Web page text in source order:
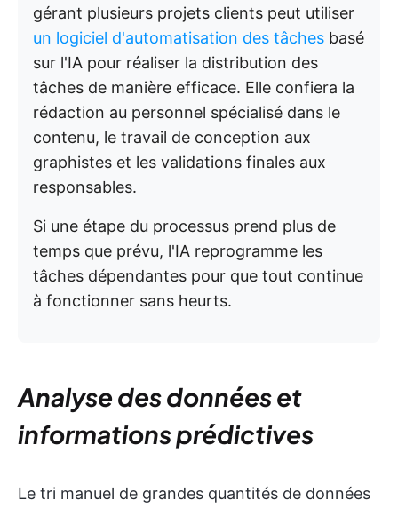
gérant plusieurs projets clients peut utiliser
un logiciel d'automatisation des tâches basé
sur l'IA pour réaliser la distribution des
tâches de manière efficace. Elle confiera la
rédaction au personnel spécialisé dans le
contenu, le travail de conception aux
graphistes et les validations finales aux
responsables.
Si une étape du processus prend plus de
temps que prévu, l'IA reprogramme les
tâches dépendantes pour que tout continue
à fonctionner sans heurts.
Analyse des données et
informations prédictives
Le tri manuel de grandes quantités de données